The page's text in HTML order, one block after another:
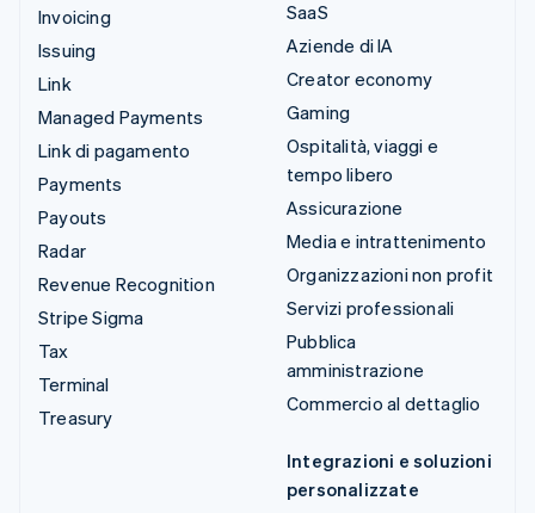
Invoicing
Issuing
Link
Managed Payments
Link di pagamento
Payments
Payouts
Radar
Revenue Recognition
Stripe Sigma
Tax
Terminal
Treasury
SaaS
Aziende di IA
Creator economy
Gaming
Ospitalità, viaggi e
tempo libero
Assicurazione
Media e intrattenimento
Organizzazioni non profit
Servizi professionali
Pubblica
amministrazione
Commercio al dettaglio
Integrazioni e soluzioni
personalizzate